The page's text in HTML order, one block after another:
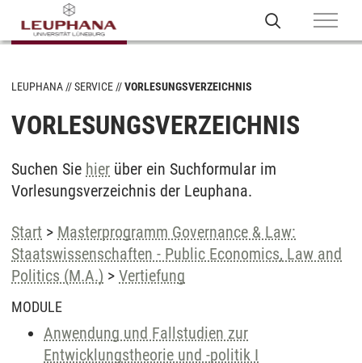
LEUPHANA SERVICE VORLESUNGSVERZEICHNIS
VORLESUNGSVERZEICHNIS
Suchen Sie hier über ein Suchformular im
Vorlesungsverzeichnis der Leuphana.
Start > Masterprogramm Governance & Law:
Staatswissenschaften - Public Economics, Law and
Politics (M.A.) > Vertiefung
MODULE
Anwendung und Fallstudien zur
Entwicklungstheorie und -politik I